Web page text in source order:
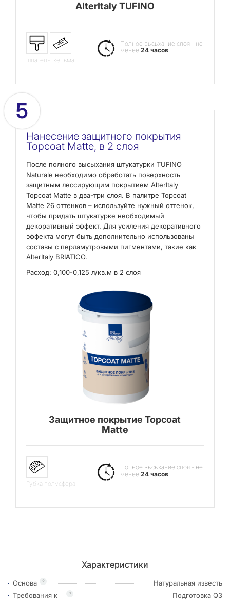
AlterItaly TUFINO
шпатель, кельма
Полное высыхание слоя - не
менее24 часов
5
Нанесение защитного покрытия
Topcoat Matte, в 2 слоя
После полного высыхания штукатурки TUFINO
Naturale необходимо обработать поверхность
защитным лессирующим покрытием AlterItaly
Topcoat Matte в два-три слоя. В палитре Topcoat
Matte 26 оттенков – используйте нужный оттенок,
чтобы придать штукатурке необходимый
декоративный эффект. Для усиления декоративного
эффекта могут быть дополнительно использованы
составы с перламутровыми пигментами, такие как
AlterItaly BRIATICO.
Расход: 0,100-0,125 л/кв.м в 2 слоя
Защитное покрытие Topcoat
Matte
Губка полусфера
Полное высыхание слоя - не
менее24 часов
Характеристики
?
Основа Натуральная известь
?
Требования к
Подготовка Q3